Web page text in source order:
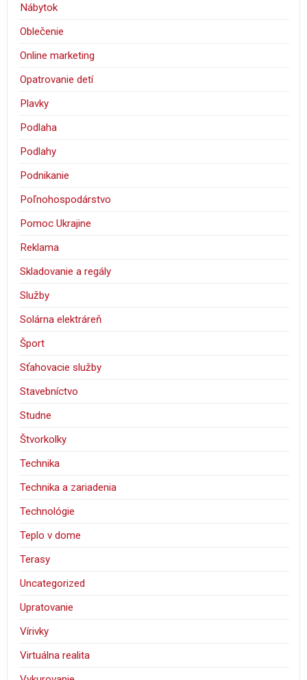
Nábytok
Oblečenie
Online marketing
Opatrovanie detí
Plavky
Podlaha
Podlahy
Podnikanie
Poľnohospodárstvo
Pomoc Ukrajine
Reklama
Skladovanie a regály
Služby
Solárna elektráreň
Šport
Sťahovacie služby
Stavebníctvo
Studne
Štvorkolky
Technika
Technika a zariadenia
Technológie
Teplo v dome
Terasy
Uncategorized
Upratovanie
Vírivky
Virtuálna realita